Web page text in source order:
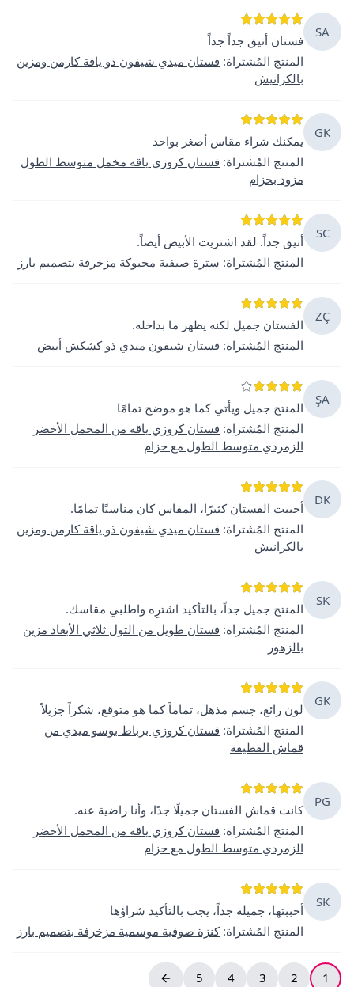
SA
فستان أنيق جداً جداً
المنتج المُشتراة: فستان ميدي شيفون ذو ياقة كارمن ومزين
بالكرانيش
GK
يمكنك شراء مقاس أصغر بواحد
المنتج المُشتراة: فستان كروزي ياقه مخمل متوسط الطول
مزود بحزام
SC
أنيق جداً. لقد اشتريت الأبيض أيضاً.
المنتج المُشتراة: سترة صيفية محبوكة مزخرفة بتصميم بارز
ZÇ
الفستان جميل لكنه يظهر ما بداخله.
المنتج المُشتراة: فستان شيفون ميدي ذو كشكش أبيض
ŞA
المنتج جميل ويأتي كما هو موضح تمامًا
المنتج المُشتراة: فستان كروزي ياقه من المخمل الأخضر
الزمردي متوسط الطول مع حزام
DK
أحببت الفستان كثيرًا، المقاس كان مناسبًا تمامًا.
المنتج المُشتراة: فستان ميدي شيفون ذو ياقة كارمن ومزين
بالكرانيش
SK
المنتج جميل جداً، بالتأكيد اشترِه واطلبي مقاسك.
المنتج المُشتراة: فستان طويل من التول ثلاثي الأبعاد مزين
بالزهور
GK
لون رائع، جسم مذهل، تماماً كما هو متوقع، شكراً جزيلاً
المنتج المُشتراة: فستان كروزي برباط بوسو ميدي من
قماش القطيفة
PG
كانت قماش الفستان جميلًا جدًا، وأنا راضية عنه.
المنتج المُشتراة: فستان كروزي ياقه من المخمل الأخضر
الزمردي متوسط الطول مع حزام
SK
أحببتها، جميلة جداً، يجب بالتأكيد شراؤها
المنتج المُشتراة: كنزة صوفية موسمية مزخرفة بتصميم بارز
1
2
3
4
5